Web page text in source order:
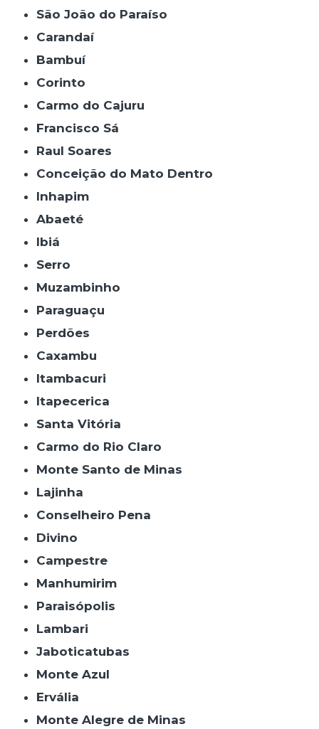
São João do Paraíso
Carandaí
Bambuí
Corinto
Carmo do Cajuru
Francisco Sá
Raul Soares
Conceição do Mato Dentro
Inhapim
Abaeté
Ibiá
Serro
Muzambinho
Paraguaçu
Perdões
Caxambu
Itambacuri
Itapecerica
Santa Vitória
Carmo do Rio Claro
Monte Santo de Minas
Lajinha
Conselheiro Pena
Divino
Campestre
Manhumirim
Paraisópolis
Lambari
Jaboticatubas
Monte Azul
Ervália
Monte Alegre de Minas